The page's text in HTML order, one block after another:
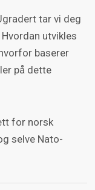
tar vi deg
utvikles
baserer
på dette
for norsk
selve Nato-